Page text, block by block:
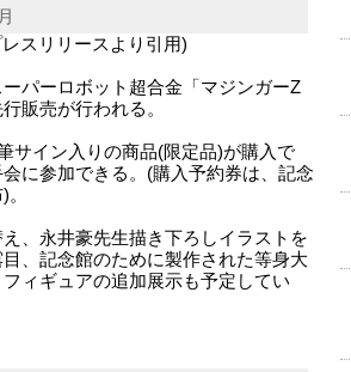
スリリースより引用)
パーロボット超合金「マジンガーZ
販売が行われる。
サイン入りの商品(限定品)が購入で
に参加できる。(購入予約券は、記念
、永井豪先生描き下ろしイラストを
、記念館のために製作された等身大
ィギュアの追加展示も予定してい